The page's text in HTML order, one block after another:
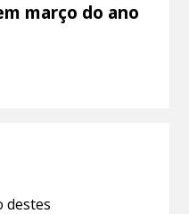
março do ano
destes